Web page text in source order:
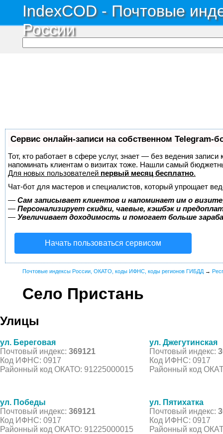
IndexCOD - Почтовые
России
Сервис онлайн-записи на собственном Telegram-
Тот, кто работает в сфере услуг, знает — без ведения
напоминать клиентам о визитах тоже. Нашли самый
Для новых пользователей первый месяц бесплатно.
Чат-бот для мастеров и специалистов, который упрощает
— Сам записывает клиентов и напоминает им о
— Персонализирует скидки, чаевые, кэшбэк и
— Увеличивает доходимость и помогает больше
Начать пользоваться сервисом
Почтовые индексы России, ОКАТО, коды ИФНС, коды регионов ГИБДД →
Село Пристань
Улицы
ул. Береговая
Почтовый индекс: 369121
Код ИФНС: 0917
Районный код ОКАТО: 91225000015
ул. Джегутинская
Почтовый индекс:
Код ИФНС: 0917
Районный код
ул. Победы
Почтовый индекс: 369121
Код ИФНС: 0917
Районный код ОКАТО: 91225000015
ул. Пятихатка
Почтовый индекс:
Код ИФНС: 0917
Районный код